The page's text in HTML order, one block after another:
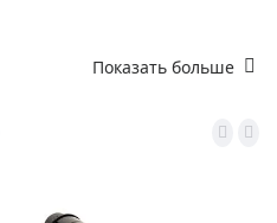
Показать больше